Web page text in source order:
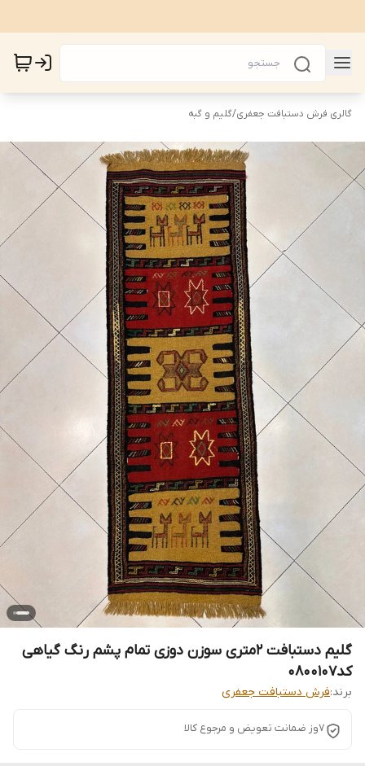
گالری فرش دستبافت جعفری/گلیم و گبه
گلیم دستبافت 2متری سوزن دوزی تمام پشم رنگ گیاهی
کد0800107
برند:فرش دستبافت جعفری
7وز ضمانت تعویض و مرجوع کالا